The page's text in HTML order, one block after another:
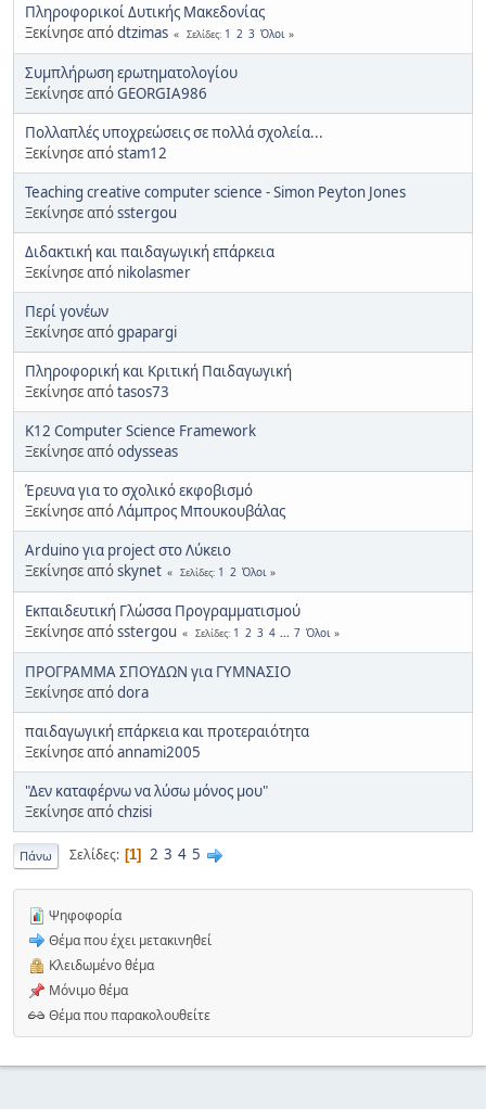
Πληροφορικοί Δυτικής Μακεδονίας
Ξεκίνησε απόdtzimas Σελίδες 1 2 3 Όλοι
Συμπλήρωση ερωτηματολογίου
Ξεκίνησε απόGEORGIA986
Πολλαπλές υποχρεώσεις σε πολλά σχολεία...
Ξεκίνησε απόstam12
Teaching creative computer science - Simon Peyton Jones
Ξεκίνησε απόsstergou
Διδακτική και παιδαγωγική επάρκεια
Ξεκίνησε από nikolasmer
Περί γονέων
Ξεκίνησε απόgpapargi
Πληροφορική και Κριτική Παιδαγωγική
Ξεκίνησε απόtasos73
K12 Computer Science Framework
Ξεκίνησε απόodysseas
Έρευνα για το σχολικό εκφοβισμό
Ξεκίνησε απόΛάμπρος Μπουκουβάλας
Arduino για project στο Λύκειο
Ξεκίνησε απόskynet Σελίδες 1 2 Όλοι
Εκπαιδευτική Γλώσσα Προγραμματισμού
Ξεκίνησε απόsstergou Σελίδες 1 2 3 4 ... 7 Όλοι
ΠΡΟΓΡΑΜΜΑ ΣΠΟΥΔΩΝ για ΓΥΜΝΑΣΙΟ
Ξεκίνησε απόdora
παιδαγωγική επάρκεια και προτεραιότητα
Ξεκίνησε απόannami2005
"Δεν καταφέρνω να λύσω μόνος μου"
Ξεκίνησε απόchzisi
Πάνω Σελίδες 1 2 3 4 5
Ψηφοφορία
Θέμα που έχει μετακινηθεί
Κλειδωμένο θέμα
Μόνιμο θέμα
Θέμα που παρακολουθείτε